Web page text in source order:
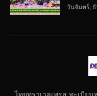
วันจันทร์,
ไทยทราเวลเพรส ทะเบีย